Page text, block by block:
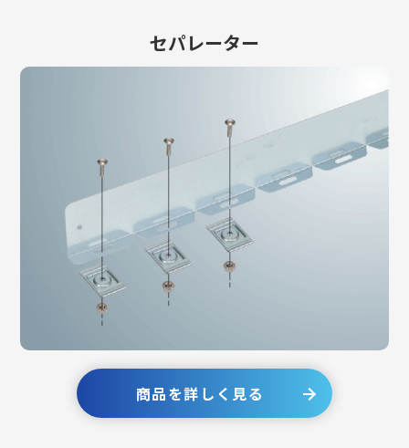
セパレーター
商品を詳しく見る